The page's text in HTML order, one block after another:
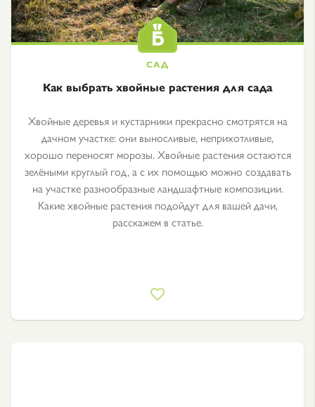
Как выбрать хвойные растения для сада
Хвойные деревья и кустарники прекрасно смотрятся на
дачном участке: они выносливые, неприхотливые,
хорошо переносят морозы. Хвойные растения остаются
зелёными круглый год, а с их помощью можно создавать
на участке разнообразные ландшафтные композиции.
Какие хвойные растения подойдут для вашей дачи,
расскажем в статье.